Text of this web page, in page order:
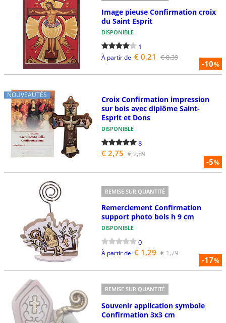
-10%
Image pieuse Confirmation croix
du Saint Esprit
DISPONIBLE
1
À partir de € 0,21 € 0,39
NOUVEAUTÉS
-5%
Croix Confirmation impression
sur bois avec diplôme Saint-
Esprit et Dons
DISPONIBLE
8
€ 2,75 € 2,89
-17%
REMISE SUR QUANTITÉ
Remerciement Confirmation
support photo bois h 9 cm
DISPONIBLE
0
À partir de € 1,29 € 1,79
REMISE SUR QUANTITÉ
Souvenir application symbole
Confirmation 3x3 cm